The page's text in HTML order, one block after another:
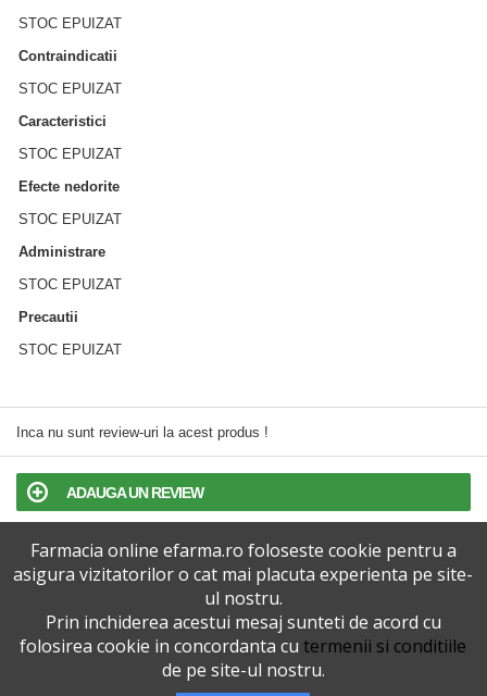
STOC EPUIZAT
Contraindicatii
STOC EPUIZAT
Caracteristici
STOC EPUIZAT
Efecte nedorite
STOC EPUIZAT
Administrare
STOC EPUIZAT
Precautii
STOC EPUIZAT
Inca nu sunt review-uri la acest produs !
ADAUGA UN REVIEW
TERMENI SI CONDITII
POLITICA DE CONFIDENTIALITATE
VERSIUNEA DESKTOP
Farmacia online efarma.ro foloseste cookie pentru a
asigura vizitatorilor o cat mai placuta experienta pe site-
ul nostru.
Prin inchiderea acestui mesaj sunteti de acord cu
folosirea cookie in concordanta cu termenii si conditiile
de pe site-ul nostru.